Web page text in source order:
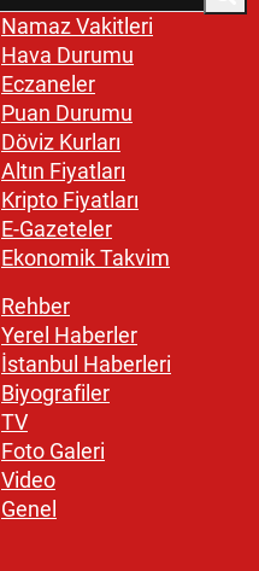
Namaz Vakitleri
Hava Durumu
Eczaneler
Puan Durumu
Döviz Kurları
Altın Fiyatları
Kripto Fiyatları
E-Gazeteler
Ekonomik Takvim
Rehber
Yerel Haberler
İstanbul Haberleri
Biyografiler
TV
Foto Galeri
Video
Genel